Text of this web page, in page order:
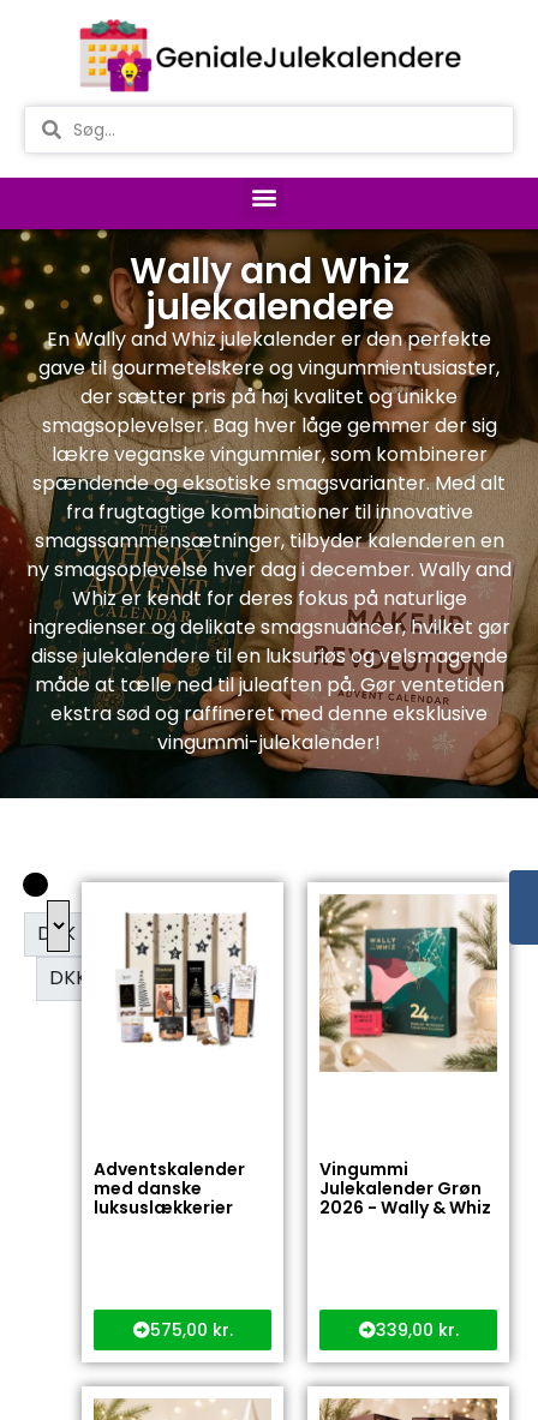
Wally and Whiz
julekalendere
En Wally and Whiz julekalender er den perfekte
gave til gourmetelskere og vingummientusiaster,
der sætter pris på høj kvalitet og unikke
smagsoplevelser. Bag hver låge gemmer der sig
lækre veganske vingummier, som kombinerer
spændende og eksotiske smagsvarianter. Med alt
fra frugtagtige kombinationer til innovative
smagssammensætninger, tilbyder kalenderen en
ny smagsoplevelse hver dag i december. Wally and
Whiz er kendt for deres fokus på naturlige
ingredienser og delikate smagsnuancer, hvilket gør
disse julekalendere til en luksuriøs og velsmagende
måde at tælle ned til juleaften på. Gør ventetiden
ekstra sød og raffineret med denne eksklusive
vingummi-julekalender!
DKK
DKK
Adventskalender
med danske
luksuslækkerier
575,00 kr.
Vingummi
Julekalender Grøn
2026 - Wally & Whiz
339,00 kr.